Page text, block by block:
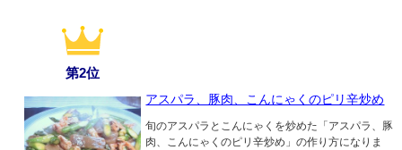
第2位
アスパラ、豚肉、こんにゃくのピリ辛炒め
旬のアスパラとこんにゃくを炒めた「アスパラ、豚
肉、こんにゃくのピリ辛炒め」の作り方になりま